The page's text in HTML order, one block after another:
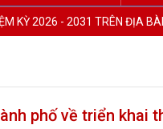
KỲ 2026 - 2031 TRÊN ĐỊA
phố về triển khai